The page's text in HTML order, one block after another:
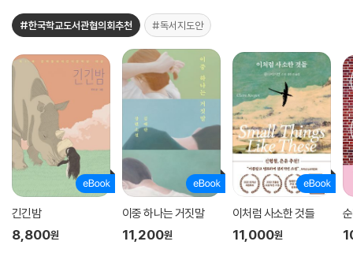
#한국학교도서관협의회추천 #독서지도안
긴긴밤
8,800원
이중 하나는 거짓말
11,200원
이처럼 사소한 것들
11,000원